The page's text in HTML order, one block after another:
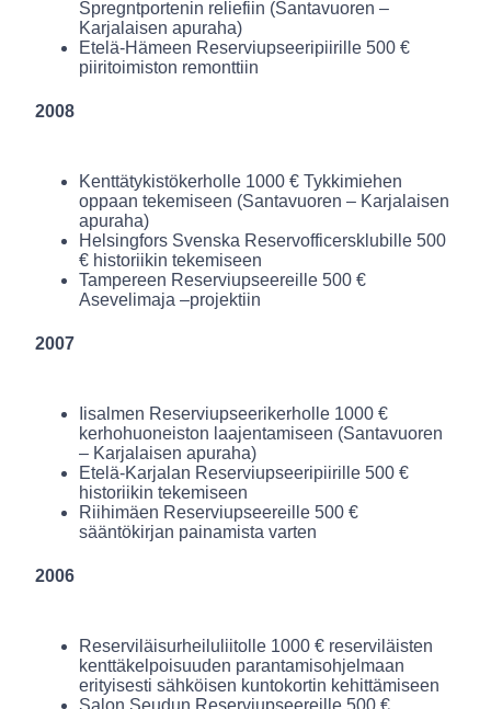
Spregntportenin reliefiin (Santavuoren –
Karjalaisen apuraha)
Etelä-Hämeen Reserviupseeripiirille 500 €
piiritoimiston remonttiin
2008
Kenttätykistökerholle 1000 € Tykkimiehen
oppaan tekemiseen (Santavuoren – Karjalaisen
apuraha)
Helsingfors Svenska Reservofficersklubille 500
€ historiikin tekemiseen
Tampereen Reserviupseereille 500 €
Asevelimaja –projektiin
2007
Iisalmen Reserviupseerikerholle 1000 €
kerhohuoneiston laajentamiseen (Santavuoren
– Karjalaisen apuraha)
Etelä-Karjalan Reserviupseeripiirille 500 €
historiikin tekemiseen
Riihimäen Reserviupseereille 500 €
sääntökirjan painamista varten
2006
Reserviläisurheiluliitolle 1000 € reserviläisten
kenttäkelpoisuuden parantamisohjelmaan
erityisesti sähköisen kuntokortin kehittämiseen